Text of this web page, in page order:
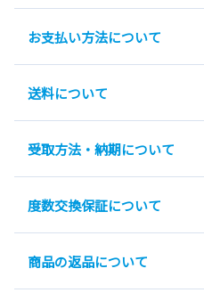
お支払い方法について
送料について
受取方法・納期について
度数交換保証について
商品の返品について